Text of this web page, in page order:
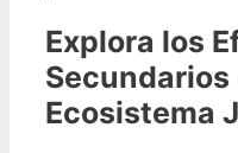
Explora los
Secundarios
Ecosistema